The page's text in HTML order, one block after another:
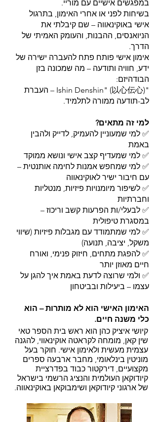
במפגשים אישיים עם מוריי.
בשיחות לפני או אחרי האימון, בתרגול
אישי באוקינאווה – שם קיבלתי את
הניואנסים, ההבנות, והעומק האמיתי של
הדרך.
אימון אישי פותח פתח להעברה ישירה של
ידע, חוויה ותודעה – מה שמכונה בזן
הבודהיזם:
"Ishin Denshin" (以心伝心) – העברת
לב-תודעה ממורה לתלמיד.
למי זה מתאים?
✅ למי שמעוניין להעמיק, לדייק ולהבין
באמת
✅ למי שמעדיף קצב אישי ונושא ממוקד
✅ למי שמחפש אמנות לחימה אותנטית –
עם חיבור ישיר לאוקינאווה
✅ לשיפור מיומנויות פיזיות, מנטליות
וחברתיות
✅ לבעלי/ות הפרעות קשב וריכוז –
במסגרת טיפולית
✅ למי שמתמודד עם מגבלות פיזיות (שיווי
משקל, יציבה, תנועה)
✅ להפגת מתחים, חיזוק פנימי, ואורח
חיים מאוזן יותר
✅ ולמי שרוצה לדעת באמת איך להגן על
עצמו – ביעילות ובביטחון
האימון האישי הוא לא מותרות – הוא
כלי משנה חיים.
קיושי איציק כהן הוא ראש בית הספר טאי
שין קאן, מומחה לקראטה אוקינאווי, להגנה
עצמית מעשית ולאימון אישי. חוקר בעל
מוניטין בינלאומי, מחבר ארבעה ספרים
מקצועיים, דירקטור כבוד בפדרציית
קיודוקאן העולמית והנציג הרשמי בישראל
של ארגוני קיודוקאן ושימבוקאן באוקינאווה.